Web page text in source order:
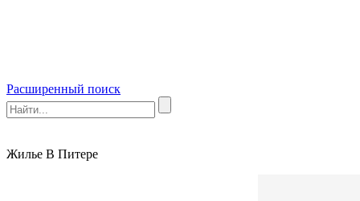
Расширенный поиск
Жилье В Питере